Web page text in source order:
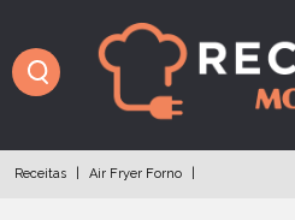
Receitas Air Fryer Forno